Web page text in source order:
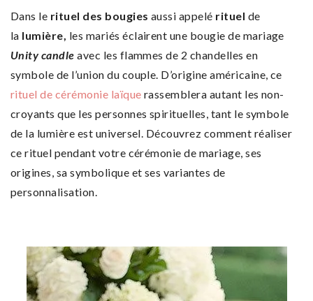
Dans le rituel des bougies aussi appelé rituel de
la lumière, les mariés éclairent une bougie de mariage
Unity candle avec les flammes de 2 chandelles en
symbole de l’union du couple. D’origine américaine, ce
rituel de cérémonie laïque rassemblera autant les non-
croyants que les personnes spirituelles, tant le symbole
de la lumière est universel. Découvrez comment réaliser
ce rituel pendant votre cérémonie de mariage, ses
origines, sa symbolique et ses variantes de
personnalisation.